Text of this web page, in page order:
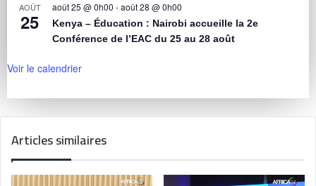
AOÛT
25
août 25 @ 0h00 -août 28 @ 0h00
Kenya – Éducation : Nairobi accueille la 2e
Conférence de l’EAC du 25 au 28 août
Voir le calendrier
Articles similaires